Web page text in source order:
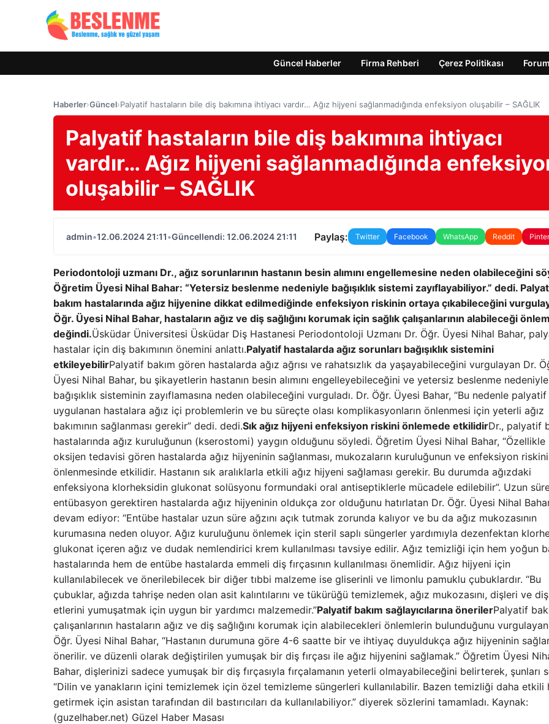
Güncel Haberler Firma Rehberi Çerez Politikası Forum
Haberler›Güncel›Palyatif hastaların bile diş bakımına ihtiyacı vardır… Ağız hijyeni sağlanmadığında enfeksiyon oluşabilir – SAĞLIK
Palyatif hastaların bile diş bakımına ihtiyacı
vardır… Ağız hijyeni sağlanmadığında
oluşabilir – SAĞLIK
admin•12.06.2024 21:11•Güncellendi: 12.06.2024 21:11 Paylaş: Twitter Facebook WhatsApp Reddit
Periodontoloji uzmanı Dr., ağız sorunlarının hastanın besin alımını engellemesine neden olabileceğini
Öğretim Üyesi Nihal Bahar: “Yetersiz beslenme nedeniyle bağışıklık sistemi zayıflayabiliyor.” dedi.
bakım hastalarında ağız hijyenine dikkat edilmediğinde enfeksiyon riskinin ortaya çıkabileceğini
Öğr. Üyesi Nihal Bahar, hastaların ağız ve diş sağlığını korumak için sağlık çalışanlarının alabileceği
değindi.Üsküdar Üniversitesi Üsküdar Diş Hastanesi Periodontoloji Uzmanı Dr. Öğr. Üyesi Nihal Bahar,
hastalar için diş bakımının önemini anlattı.Palyatif hastalarda ağız sorunları bağışıklık sistemini
etkileyebilirPalyatif bakım gören hastalarda ağız ağrısı ve rahatsızlık da yaşayabileceğini vurgulayan Dr.
Üyesi Nihal Bahar, bu şikayetlerin hastanın besin alımını engelleyebileceğini ve yetersiz beslenme nedeniyle
bağışıklık sisteminin zayıflamasına neden olabileceğini vurguladı. Dr. Öğr. Üyesi Bahar, “Bu nedenle palyatif
uygulanan hastalara ağız içi problemlerin ve bu süreçte olası komplikasyonların önlenmesi için yeterli ağız
bakımının sağlanması gerekir” dedi. dedi.Sık ağız hijyeni enfeksiyon riskini önlemede etkilidirDr., palyatif
hastalarında ağız kuruluğunun (kserostomi) yaygın olduğunu söyledi. Öğretim Üyesi Nihal Bahar, “Özellikle
oksijen tedavisi gören hastalarda ağız hijyeninin sağlanması, mukozaların kuruluğunun ve enfeksiyon
önlenmesinde etkilidir. Hastanın sık aralıklarla etkili ağız hijyeni sağlaması gerekir. Bu durumda ağızdaki
enfeksiyona klorheksidin glukonat solüsyonu formundaki oral antiseptiklerle mücadele edilebilir”. Uzun
entübasyon gerektiren hastalarda ağız hijyeninin oldukça zor olduğunu hatırlatan Dr. Öğr. Üyesi Nihal
devam ediyor: “Entübe hastalar uzun süre ağzını açık tutmak zorunda kalıyor ve bu da ağız mukozasının
kurumasına neden oluyor. Ağız kuruluğunu önlemek için steril saplı süngerler yardımıyla dezenfektan
glukonat içeren ağız ve dudak nemlendirici krem ​​kullanılması tavsiye edilir. Ağız temizliği için hem yoğun
hastalarında hem de entübe hastalarda emmeli diş fırçasının kullanılması önemlidir. Ağız hijyeni için
kullanılabilecek ve önerilebilecek bir diğer tıbbi malzeme ise gliserinli ve limonlu pamuklu çubuklardır. “Bu
çubuklar, ağızda tahrişe neden olan asit kalıntılarını ve tükürüğü temizlemek, ağız mukozasını, dişleri ve diş
etlerini yumuşatmak için uygun bir yardımcı malzemedir.”Palyatif bakım sağlayıcılarına önerilerPalyatif
çalışanlarının hastaların ağız ve diş sağlığını korumak için alabilecekleri önlemlerin bulunduğunu
Öğr. Üyesi Nihal Bahar, “Hastanın durumuna göre 4-6 saatte bir ve ihtiyaç duyuldukça ağız hijyeninin
önerilir. ve düzenli olarak değiştirilen yumuşak bir diş fırçası ile ağız hijyenini sağlamak.” Öğretim Üyesi
Bahar, dişlerinizi sadece yumuşak bir diş fırçasıyla fırçalamanın yeterli olmayabileceğini belirterek, şunları
“Dilin ve yanakların içini temizlemek için özel temizleme süngerleri kullanılabilir. Bazen temizliği daha etkili
getirmek için asistan tarafından dil bastırıcıları da kullanılabiliyor.” diyerek sözlerini tamamladı. Kaynak:
(guzelhaber.net) Güzel Haber Masası